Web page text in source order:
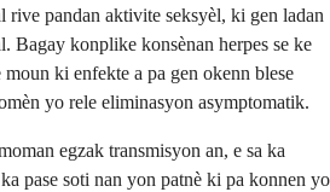
rive pandan aktivite seksyèl, ki gen ladan
Bagay konplike konsènan herpes se ke
ki enfekte a pa gen okenn blese
yo rele eliminasyon asymptomatik.
egzak transmisyon an, e sa ka
pase soti nan yon patnè ki pa konnen yo